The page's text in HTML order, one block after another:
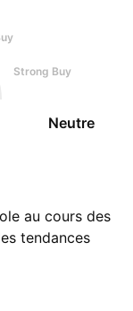
Strong Buy
Neutre
au cours des
tendances